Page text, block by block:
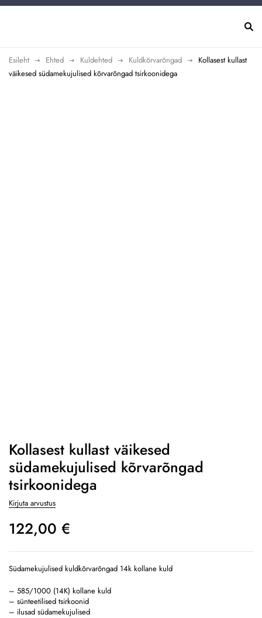
Esileht Ehted Kuldehted Kuldkõrvarõngad
Kollasest kullast
väikesed südamekujulised kõrvarõngad tsirkoonidega
Kollasest kullast väikesed
südamekujulised kõrvarõngad
tsirkoonidega
Kirjuta arvustus
122,00 €
Südamekujulised kuldkõrvarõngad 14k kollane kuld
– 585/1000 (14K) kollane kuld
– sünteetilised tsirkoonid
– ilusad südamekujulised